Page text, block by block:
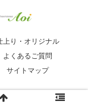
上り・オリジナル
よくあるご質問
サイトマップ
ーストーンマガジン.